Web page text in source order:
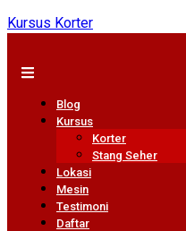
Kursus Korter
Blog
Kursus
Korter
Stang Seher
Lokasi
Mesin
Testimoni
Daftar